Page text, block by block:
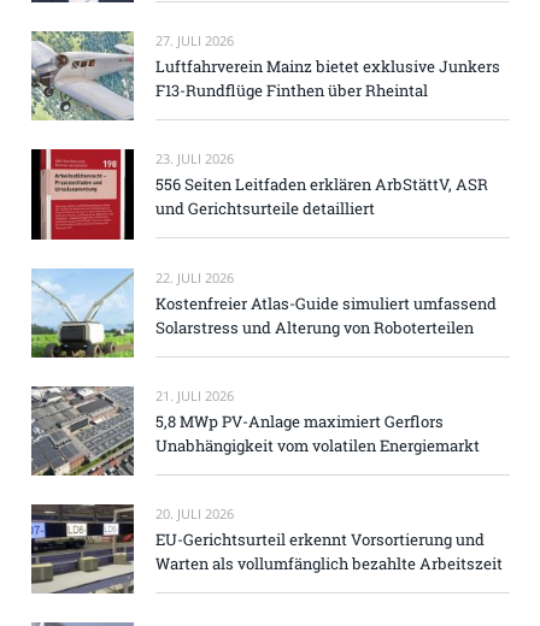
27. JULI 2026
Luftfahrverein Mainz bietet exklusive Junkers
F13-Rundflüge Finthen über Rheintal
23. JULI 2026
556 Seiten Leitfaden erklären ArbStättV, ASR
und Gerichtsurteile detailliert
22. JULI 2026
Kostenfreier Atlas-Guide simuliert umfassend
Solarstress und Alterung von Roboterteilen
21. JULI 2026
5,8 MWp PV-Anlage maximiert Gerflors
Unabhängigkeit vom volatilen Energiemarkt
20. JULI 2026
EU-Gerichtsurteil erkennt Vorsortierung und
Warten als vollumfänglich bezahlte Arbeitszeit